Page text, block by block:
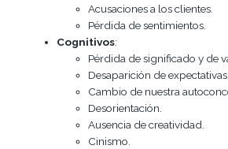
Acusaciones a los clientes.
Pérdida de sentimientos.
Cognitivos:
Pérdida de significado y de
Desaparición de expectativas.
Cambio de nuestra
Desorientación.
Ausencia de creatividad.
Cinismo.